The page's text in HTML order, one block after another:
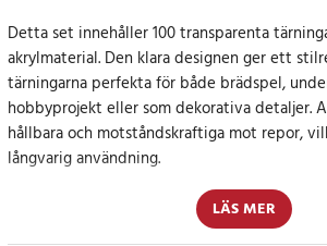
Detta set innehåller 100 transparenta
akrylmaterial. Den klara designen ger ett
tärningarna perfekta för både brädspel,
hobbyprojekt eller som dekorativa detaljer.
hållbara och motståndskraftiga mot repor,
långvarig användning.
Eleganta tärningar för spel och samling
LÄS MER